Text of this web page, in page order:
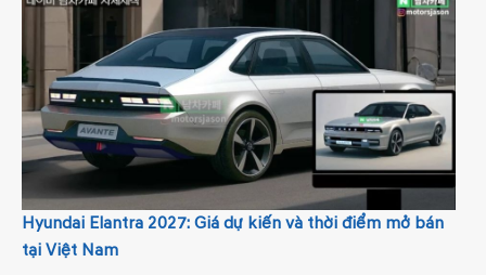
Hyundai Elantra 2027: Giá dự kiến và thời điểm mở bán
tại Việt Nam